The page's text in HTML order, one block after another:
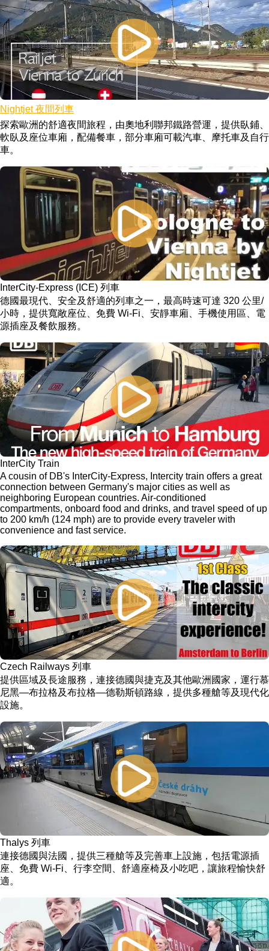
Nightjet 夜間列車
探索歐洲的舒適夜間旅程，由奧地利聯邦鐵路營運，提供臥鋪、
軟臥及座位車廂，配備餐車，部分車廂可載汽車、摩托車及自行
車。
InterCity-Express (ICE) 列車
德國最現代、安全及舒適的列車之一，最高時速可達 320 公里/
小時，提供寬敞座位、免費 Wi-Fi、安靜車廂、手機使用區、電
源插座及餐飲服務。
InterCity Train
A cousin of DB's InterCity-Express, Intercity train offers a great
connection between Germany's major cities as well as
neighboring European countries. Air-conditioned
compartments, onboard food and drinks, and travel speed of up
to 200 km/h (124 mph) are to provide every traveler with
convenience and fast service.
Czech Railways 列車
提供區域及長途服務，連接德國與捷克及其他歐洲國家，運行慕
尼黑—布拉格及布拉格—德勒斯頓路線，提供多種艙等及現代化
設施。
Thalys 列車
連接德國與法國，提供三種艙等及完善車上設施，包括電源插
座、免費 Wi-Fi、行李空間、舒適座椅及小吃吧，讓旅程愉快舒
適。